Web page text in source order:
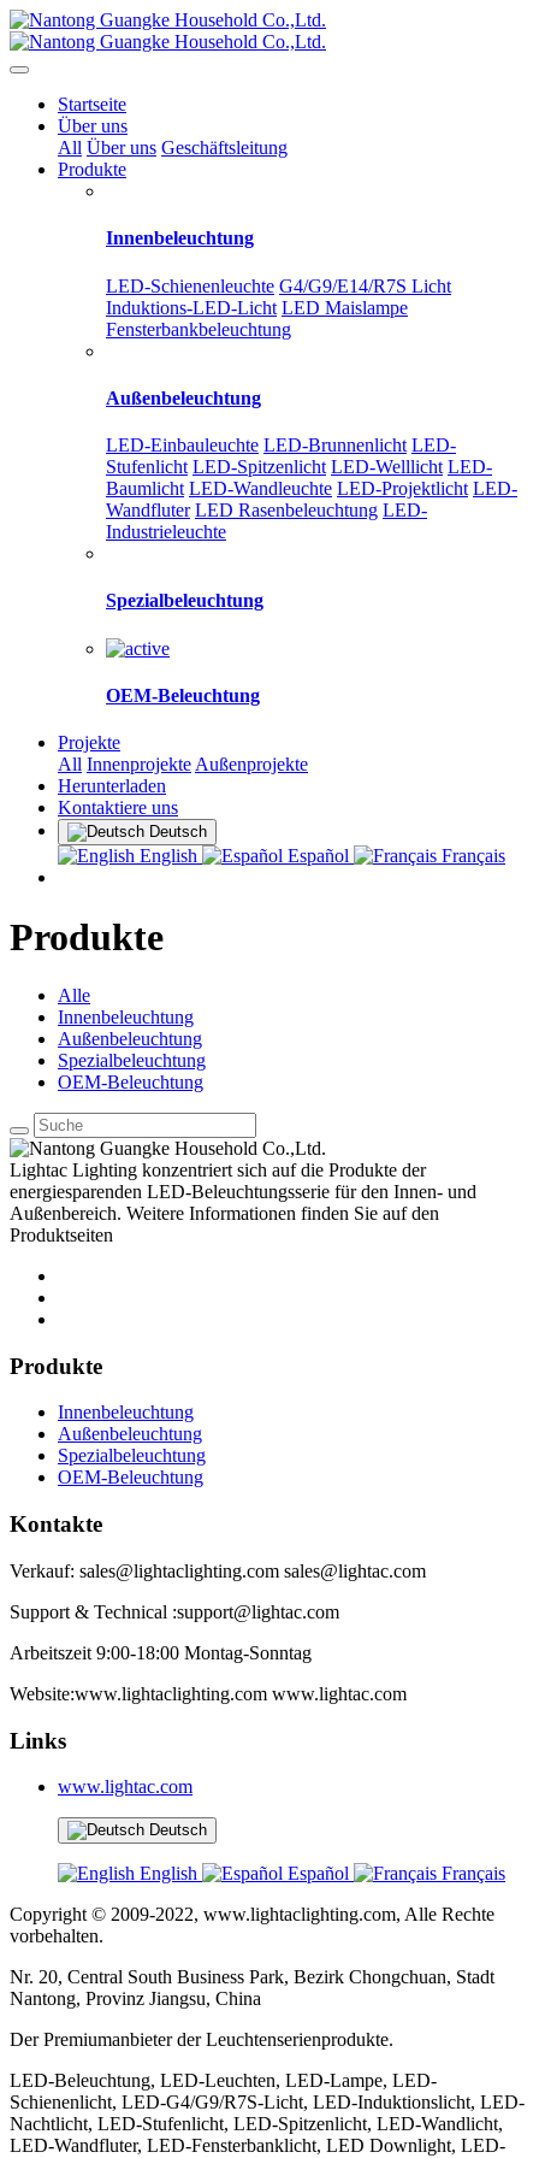
Startseite
Über uns
All Über uns Geschäftsleitung
Produkte
Innenbeleuchtung
LED-Schienenleuchte G4/G9/E14/R7S Licht
Induktions-LED-Licht LED Maislampe
Fensterbankbeleuchtung
Außenbeleuchtung
LED-Einbauleuchte LED-Brunnenlicht LED-
Stufenlicht LED-Spitzenlicht LED-Welllicht LED-
Baumlicht LED-Wandleuchte LED-Projektlicht LED-
Wandfluter LED Rasenbeleuchtung LED-
Industrieleuchte
Spezialbeleuchtung
OEM-Beleuchtung
Projekte
All Innenprojekte Außenprojekte
Herunterladen
Kontaktiere uns
Deutsch
English Español Français
Produkte
Alle
Innenbeleuchtung
Außenbeleuchtung
Spezialbeleuchtung
OEM-Beleuchtung
Lightac Lighting konzentriert sich auf die Produkte der
energiesparenden LED-Beleuchtungsserie für den Innen- und
Außenbereich. Weitere Informationen finden Sie auf den
Produktseiten
Produkte
Innenbeleuchtung
Außenbeleuchtung
Spezialbeleuchtung
OEM-Beleuchtung
Kontakte
Verkauf: sales@lightaclighting.com sales@lightac.com
Support & Technical :support@lightac.com
Arbeitszeit 9:00-18:00 Montag-Sonntag
Website:www.lightaclighting.com www.lightac.com
Links
www.lightac.com
Deutsch
English Español
Français
Copyright © 2009-2022, www.lightaclighting.com, Alle Rechte
vorbehalten.
Nr. 20, Central South Business Park, Bezirk Chongchuan, Stadt
Nantong, Provinz Jiangsu, China
Der Premiumanbieter der Leuchtenserienprodukte.
LED-Beleuchtung, LED-Leuchten, LED-Lampe, LED-
Schienenlicht, LED-G4/G9/R7S-Licht, LED-Induktionslicht, LED-
Nachtlicht, LED-Stufenlicht, LED-Spitzenlicht, LED-Wandlicht,
LED-Wandfluter, LED-Fensterbanklicht, LED Downlight, LED-